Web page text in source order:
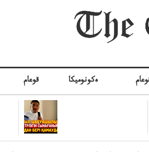
قوعام ەكونوميكا